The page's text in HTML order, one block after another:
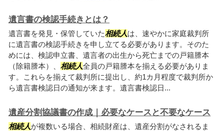
遺言書の検認手続きとは？
遺言書を発見・保管していた相続人は、速やかに家庭裁判所
に遺言書の検認手続きを申し立てる必要があります。そのた
めには、検認申立書、遺言者の出生から死亡までの戸籍謄本
（除籍謄本）、 相続人全員の戸籍謄本を揃える必要がありま
す。これらを揃えて裁判所に提出し、約1カ月程度で裁判所か
ら遺言書検認日の通知が来ます。遺言書検認日...
遺産分割協議書の作成｜必要なケースと不要なケース
相続人が複数いる場合、相続財産は、遺産分割がなされるま